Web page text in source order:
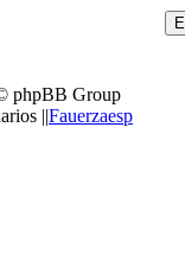
phpBB Group
||Fauerzaesp